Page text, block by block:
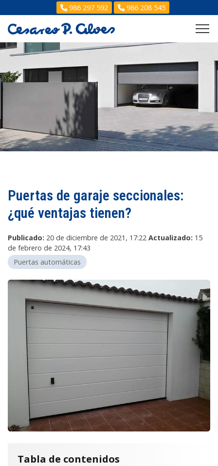
986 297 592 986 208 545
Puertas de garaje seccionales:
¿qué ventajas tienen?
Publicado: 20 de diciembre de 2021, 17:22 Actualizado: 15
de febrero de 2024, 17:43
Puertas automáticas
Tabla de contenidos